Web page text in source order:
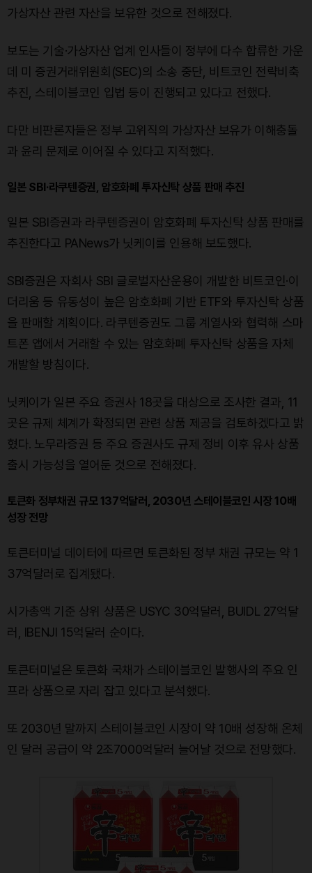
가상자산 관련 자산을 보유한 것으로 전해졌다.
보도는 기술·가상자산 업계 인사들이 정부에 다수 합류한 가운
데 미 증권거래위원회(SEC)의 소송 중단, 비트코인 전략비축
추진, 스테이블코인 입법 등이 진행되고 있다고 전했다.
다만 비판론자들은 정부 고위직의 가상자산 보유가 이해충돌
과 윤리 문제로 이어질 수 있다고 지적했다.
일본 SBI·라쿠텐증권, 암호화폐 투자신탁 상품 판매 추진
일본 SBI증권과 라쿠텐증권이 암호화폐 투자신탁 상품 판매를
추진한다고 PANews가 닛케이를 인용해 보도했다.
SBI증권은 자회사 SBI 글로벌자산운용이 개발한 비트코인·이
더리움 등 유동성이 높은 암호화폐 기반 ETF와 투자신탁 상품
을 판매할 계획이다. 라쿠텐증권도 그룹 계열사와 협력해 스마
트폰 앱에서 거래할 수 있는 암호화폐 투자신탁 상품을 자체
개발할 방침이다.
닛케이가 일본 주요 증권사 18곳을 대상으로 조사한 결과, 11
곳은 규제 체계가 확정되면 관련 상품 제공을 검토하겠다고 밝
혔다. 노무라증권 등 주요 증권사도 규제 정비 이후 유사 상품
출시 가능성을 열어둔 것으로 전해졌다.
토큰화 정부채권 규모 137억달러, 2030년 스테이블코인 시장 10배
성장 전망
토큰터미널 데이터에 따르면 토큰화된 정부 채권 규모는 약 1
37억달러로 집계됐다.
시가총액 기준 상위 상품은 USYC 30억달러, BUIDL 27억달
러, IBENJI 15억달러 순이다.
토큰터미널은 토큰화 국채가 스테이블코인 발행사의 주요 인
프라 상품으로 자리 잡고 있다고 분석했다.
또 2030년 말까지 스테이블코인 시장이 약 10배 성장해 온체
인 달러 공급이 약 2조7000억달러 늘어날 것으로 전망했다.